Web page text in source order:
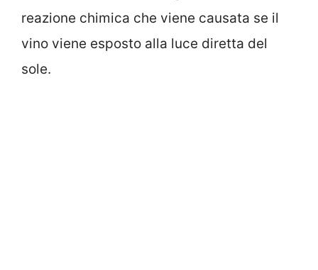
reazione chimica che viene causata se il
vino viene esposto alla luce diretta del
sole.